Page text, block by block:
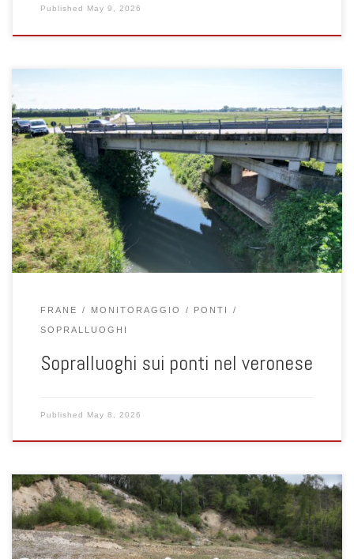
Published May 9, 2026
Il 7 maggio 2026 Fabio Gabrieli e Fabiola Gibin, insieme ai colleghi
strutturisti e idraulici e ai tecnici della Provincia di Verona, hanno
svolto una serie di sopralluoghi su alcuni ponti dell’est veronese.
L’attività ha permesso di approfondire gli aspetti legati alla
sicurezza, al monitoraggio e alla gestione delle infrastrutture […]
FRANE MONITORAGGIO PONTI
SOPRALLUOGHI
Sopralluoghi sui ponti nel veronese
Published May 8, 2026
Il giorno 20 aprile 2026 gli studenti del quarto anno del corso di
Geotecnica nella difesa del territorio (Laurea Magistrale in